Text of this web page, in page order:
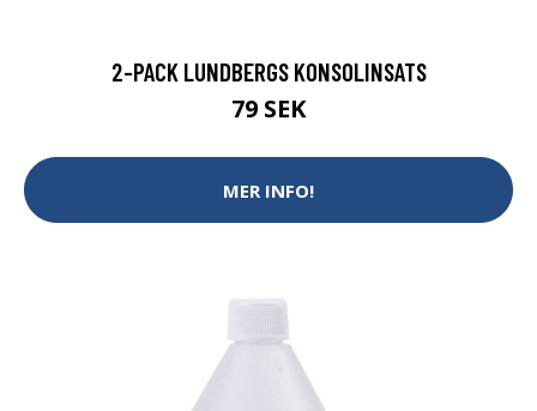
2-PACK LUNDBERGS KONSOLINSATS
79 SEK
MER INFO!